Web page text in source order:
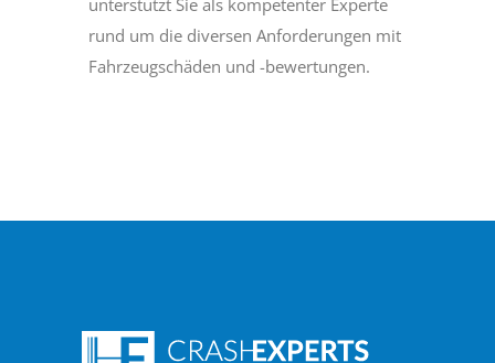
unterstützt Sie als kompetenter Experte
rund um die diversen Anforderungen mit
Fahrzeugschäden und -bewertungen.